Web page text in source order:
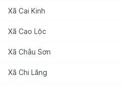
Xã Cai Kinh
Xã Cao Lộc
Xã Châu Sơn
Xã Chi Lăng